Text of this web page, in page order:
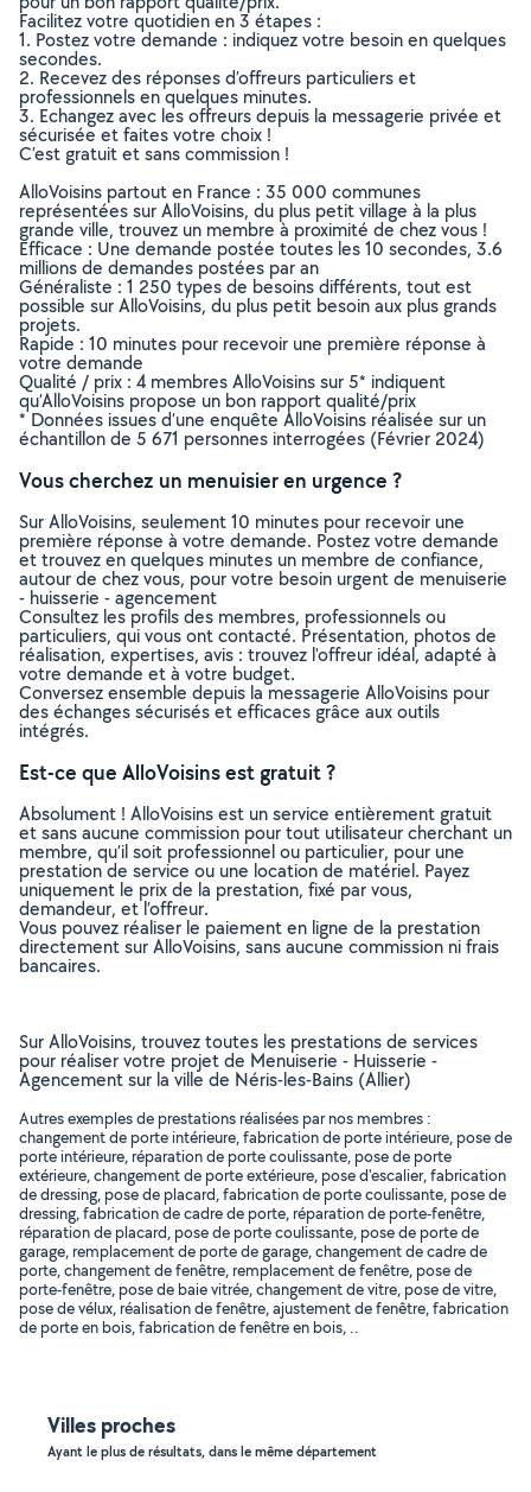
Facilitez votre quotidien en 3 étapes :
1. Postez votre demande : indiquez votre besoin en quelques
secondes.
2. Recevez des réponses d’offreurs particuliers et
professionnels en quelques minutes.
3. Echangez avec les offreurs depuis la messagerie privée et
sécurisée et faites votre choix !
C’est gratuit et sans commission !
AlloVoisins partout en France : 35 000 communes
représentées sur AlloVoisins, du plus petit village à la plus
grande ville, trouvez un membre à proximité de chez vous !
Efficace : Une demande postée toutes les 10 secondes, 3.6
millions de demandes postées par an
Généraliste : 1 250 types de besoins différents, tout est
possible sur AlloVoisins, du plus petit besoin aux plus grands
projets.
Rapide : 10 minutes pour recevoir une première réponse à
votre demande
Qualité / prix : 4 membres AlloVoisins sur 5* indiquent
qu’AlloVoisins propose un bon rapport qualité/prix
* Données issues d’une enquête AlloVoisins réalisée sur un
échantillon de 5 671 personnes interrogées (Février 2024)
Vous cherchez un menuisier en urgence ?
Sur AlloVoisins, seulement 10 minutes pour recevoir une
première réponse à votre demande. Postez votre demande
et trouvez en quelques minutes un membre de confiance,
autour de chez vous, pour votre besoin urgent de menuiserie
- huisserie - agencement
Consultez les profils des membres, professionnels ou
particuliers, qui vous ont contacté. Présentation, photos de
réalisation, expertises, avis : trouvez l'offreur idéal, adapté à
votre demande et à votre budget.
Conversez ensemble depuis la messagerie AlloVoisins pour
des échanges sécurisés et efficaces grâce aux outils
intégrés.
Est-ce que AlloVoisins est gratuit ?
Absolument ! AlloVoisins est un service entièrement gratuit
et sans aucune commission pour tout utilisateur cherchant un
membre, qu’il soit professionnel ou particulier, pour une
prestation de service ou une location de matériel. Payez
uniquement le prix de la prestation, fixé par vous,
demandeur, et l’offreur.
Vous pouvez réaliser le paiement en ligne de la prestation
directement sur AlloVoisins, sans aucune commission ni frais
bancaires.
Sur AlloVoisins, trouvez toutes les prestations de services
pour réaliser votre projet de Menuiserie - Huisserie -
Agencement sur la ville de Néris-les-Bains (Allier)
Autres exemples de prestations réalisées par nos membres :
changement de porte intérieure, fabrication de porte intérieure, pose de
porte intérieure, réparation de porte coulissante, pose de porte
extérieure, changement de porte extérieure, pose d'escalier, fabrication
de dressing, pose de placard, fabrication de porte coulissante, pose de
dressing, fabrication de cadre de porte, réparation de porte-fenêtre,
réparation de placard, pose de porte coulissante, pose de porte de
garage, remplacement de porte de garage, changement de cadre de
porte, changement de fenêtre, remplacement de fenêtre, pose de
porte-fenêtre, pose de baie vitrée, changement de vitre, pose de vitre,
pose de vélux, réalisation de fenêtre, ajustement de fenêtre, fabrication
de porte en bois, fabrication de fenêtre en bois, ..
Villes proches
Ayant le plus de résultats, dans le même département